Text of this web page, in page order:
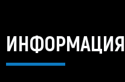
ИНФОРМАЦИЯ